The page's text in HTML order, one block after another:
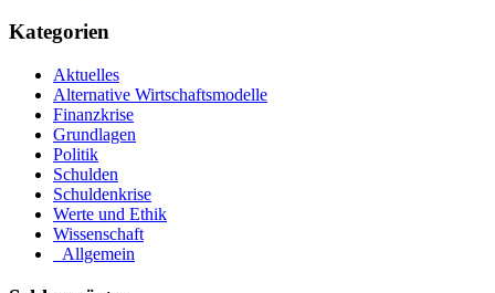
Kategorien
Aktuelles
Alternative Wirtschaftsmodelle
Finanzkrise
Grundlagen
Politik
Schulden
Schuldenkrise
Werte und Ethik
Wissenschaft
_Allgemein